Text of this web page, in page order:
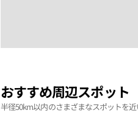
おすすめ周辺スポット
半径50km以内のさまざまなスポットを近